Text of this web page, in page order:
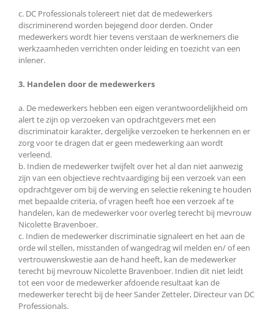
c. DC Professionals tolereert niet dat de medewerkers
discriminerend worden bejegend door derden. Onder
medewerkers wordt hier tevens verstaan de werknemers die
werkzaamheden verrichten onder leiding en toezicht van een
inlener.
3. Handelen door de medewerkers
a. De medewerkers hebben een eigen verantwoordelijkheid om
alert te zijn op verzoeken van opdrachtgevers met een
discriminatoir karakter, dergelijke verzoeken te herkennen en er
zorg voor te dragen dat er geen medewerking aan wordt
verleend.
b. Indien de medewerker twijfelt over het al dan niet aanwezig
zijn van een objectieve rechtvaardiging bij een verzoek van een
opdrachtgever om bij de werving en selectie rekening te houden
met bepaalde criteria, of vragen heeft hoe een verzoek af te
handelen, kan de medewerker voor overleg terecht bij mevrouw
Nicolette Bravenboer.
c. Indien de medewerker discriminatie signaleert en het aan de
orde wil stellen, misstanden of wangedrag wil melden en/ of een
vertrouwenskwestie aan de hand heeft, kan de medewerker
terecht bij mevrouw Nicolette Bravenboer. Indien dit niet leidt
tot een voor de medewerker afdoende resultaat kan de
medewerker terecht bij de heer Sander Zetteler, Directeur van DC
Professionals.